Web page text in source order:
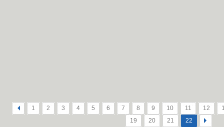
< 1 2 3 4 5 6 7 8 9 10 11 12
19
20 21 22 >